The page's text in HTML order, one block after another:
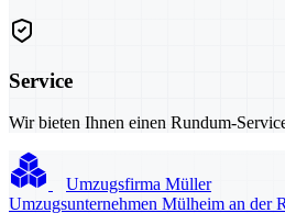
Service
Wir bieten Ihnen einen Rundum-
Umzugsfirma Müller
Umzugsunternehmen Mülheim an der